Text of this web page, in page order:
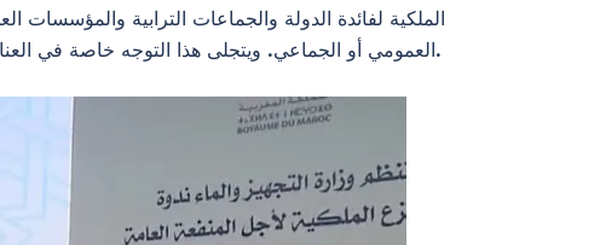
الملكية لفائدة الدولة والجماعات الترابية
العمومي أو الجماعي. ويتجلى هذا التوجه خاصة في العناية بشكل أكبر بمسار المشروع منذ مرحلة برمجته وإعلانه، إلى غاية استكمال بعض إجراءاته المسطرية أمام القضاء.